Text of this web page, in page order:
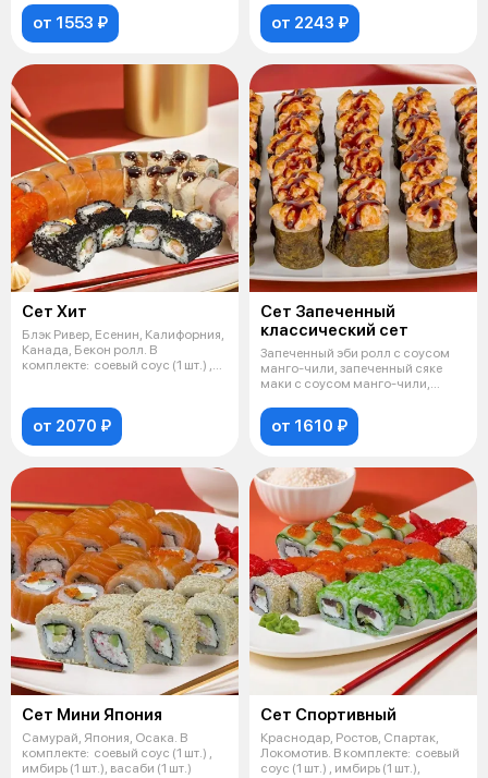
от 1553 ₽ от 2243 ₽
Сет Xит
Блэк Ривер, Есенин, Калифорния,
Канада, Бекон ролл. В
комплекте: соевый соус (1 шт.) ,
от 2070 ₽
Сет Запеченный
классический сет
Запеченный эби ролл с соусом
манго-чили, запеченный сяке
маки с соусом манго-чили,
от 1610 ₽
Сет Мини Япония
Самурай, Япония, Осака. В
комплекте: соевый соус (1 шт.) ,
имбирь (1 шт.), васаби (1 шт.)
Сет Спортивный
Краснодар, Ростов, Спартак,
Локомотив. В комплекте: соевый
соус (1 шт.) , имбирь (1 шт.),